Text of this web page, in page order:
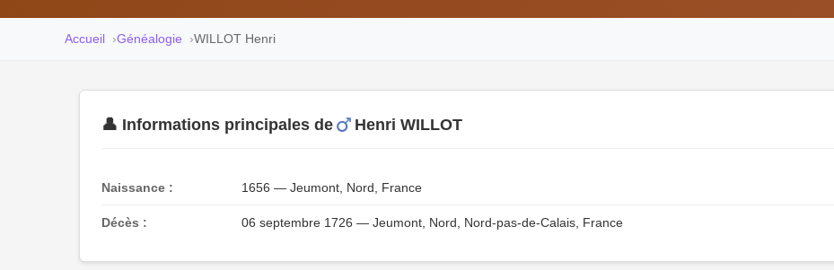
Accueil Généalogie WILLOT Henri
👤 Informations principales de Henri WILLOT
Naissance : 1656 — Jeumont, Nord, France
Décès : 06 septembre 1726 — Jeumont, Nord, Nord-pas-de-Calais, France